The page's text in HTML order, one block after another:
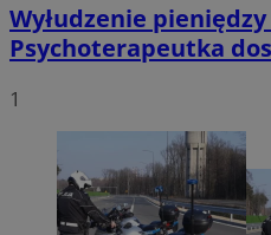
Wyłudzenie pieniędzy
Psychoterapeutka
1